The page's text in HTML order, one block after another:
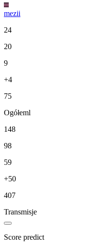
mezii
24
20
9
+4
75
Ogółeml
148
98
59
+50
407
Transmisje
Score predict